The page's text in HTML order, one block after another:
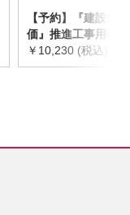
【予約】『建設物
価』推進工事用機械
器具等基礎価格表
2026年度版
￥10,230 (税込)